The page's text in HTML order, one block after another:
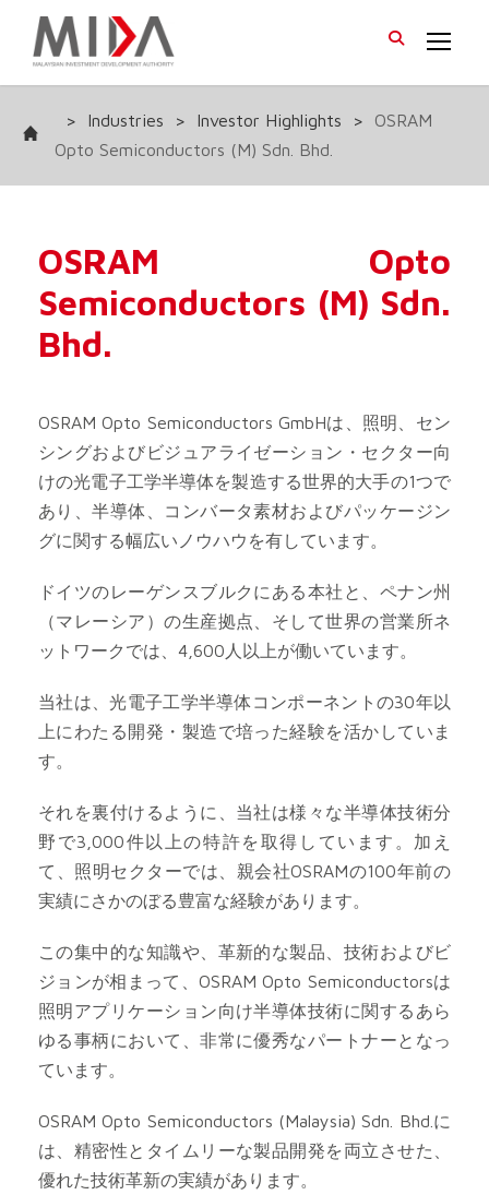
> Industries > Investor Highlights >
OSRAM
Opto Semiconductors (M) Sdn. Bhd.
OSRAM Opto
Semiconductors (M) Sdn.
Bhd.
OSRAM Opto Semiconductors GmbHは、照明、セン
シングおよびビジュアライゼーション・セクター向
けの光電子工学半導体を製造する世界的大手の1つで
あり、半導体、コンバータ素材およびパッケージン
グに関する幅広いノウハウを有しています。
ドイツのレーゲンスブルクにある本社と、ペナン州
（マレーシア）の生産拠点、そして世界の営業所ネ
ットワークでは、4,600人以上が働いています。
当社は、光電子工学半導体コンポーネントの30年以
上にわたる開発・製造で培った経験を活かしていま
す。
それを裏付けるように、当社は様々な半導体技術分
野で3,000件以上の特許を取得しています。加え
て、照明セクターでは、親会社OSRAMの100年前の
実績にさかのぼる豊富な経験があります。
この集中的な知識や、革新的な製品、技術およびビ
ジョンが相まって、OSRAM Opto Semiconductorsは
照明アプリケーション向け半導体技術に関するあら
ゆる事柄において、非常に優秀なパートナーとなっ
ています。
OSRAM Opto Semiconductors (Malaysia) Sdn. Bhd.に
は、精密性とタイムリーな製品開発を両立させた、
優れた技術革新の実績があります。